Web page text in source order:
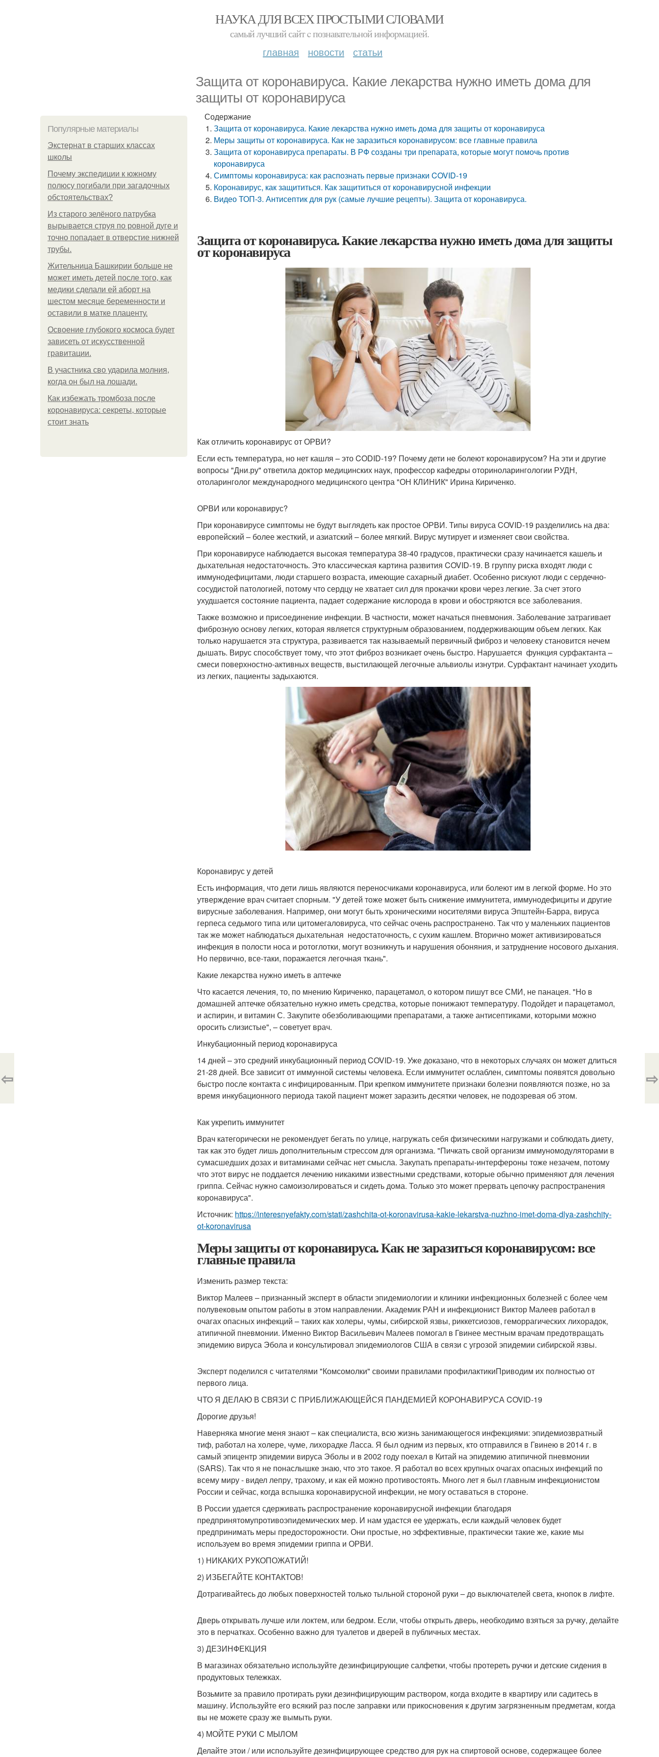
НАУКА ДЛЯ ВСЕХ ПРОСТЫМИ СЛОВАМИ
самый лучший сайт c познавательной информацией.
главная новости статьи
Защита от коронавируса. Какие лекарства нужно иметь дома для
защиты от коронавируса
Популярные материалы
Экстернат в старших классах
школы
Почему экспедиции к южному
полюсу погибали при загадочных
обстоятельствах?
Из старого зелёного патрубка
вырывается струя по ровной дуге и
точно попадает в отверстие нижней
трубы.
Жительница Башкирии больше не
может иметь детей после того, как
медики сделали ей аборт на
шестом месяце беременности и
оставили в матке плаценту.
Освоение глубокого космоса будет
зависеть от искусственной
гравитации.
В участника сво ударила молния,
когда он был на лошади.
Как избежать тромбоза после
коронавируса: секреты, которые
стоит знать
Содержание
Защита от коронавируса. Какие лекарства нужно иметь дома для защиты от коронавируса
Меры защиты от коронавируса. Как не заразиться коронавирусом: все главные правила
Защита от коронавируса препараты. В РФ созданы три препарата, которые могут помочь против
коронавируса
Симптомы коронавируса: как распознать первые признаки COVID-19
Коронавирус, как защититься. Как защититься от коронавирусной инфекции
Видео ТОП-3. Антисептик для рук (самые лучшие рецепты). Защита от коронавируса.
Защита от коронавируса. Какие лекарства нужно иметь дома для защиты
от коронавируса
Как отличить коронавирус от ОРВИ?
Если есть температура, но нет кашля – это CODID-19? Почему дети не болеют коронавирусом? На эти и другие
вопросы "Дни.ру" ответила доктор медицинских наук, профессор кафедры оториноларингологии РУДН,
отоларинголог международного медицинского центра "ОН КЛИНИК" Ирина Кириченко.
ОРВИ или коронавирус?
При коронавирусе симптомы не будут выглядеть как простое ОРВИ. Типы вируса COVID-19 разделились на два:
европейский – более жесткий, и азиатский – более мягкий. Вирус мутирует и изменяет свои свойства.
При коронавирусе наблюдается высокая температура 38-40 градусов, практически сразу начинается кашель и
дыхательная недостаточность. Это классическая картина развития COVID-19. В группу риска входят люди с
иммунодефицитами, люди старшего возраста, имеющие сахарный диабет. Особенно рискуют люди с сердечно-
сосудистой патологией, потому что сердцу не хватает сил для прокачки крови через легкие. За счет этого
ухудшается состояние пациента, падает содержание кислорода в крови и обостряются все заболевания.
Также возможно и присоединение инфекции. В частности, может начаться пневмония. Заболевание затрагивает
фиброзную основу легких, которая является структурным образованием, поддерживающим объем легких. Как
только нарушается эта структура, развивается так называемый первичный фиброз и человеку становится нечем
дышать. Вирус способствует тому, что этот фиброз возникает очень быстро. Нарушается функция сурфактанта –
смеси поверхностно-активных веществ, выстилающей легочные альвиолы изнутри. Сурфактант начинает уходить
из легких, пациенты задыхаются.
Коронавирус у детей
Есть информация, что дети лишь являются переносчиками коронавируса, или болеют им в легкой форме. Но это
утверждение врач считает спорным. "У детей тоже может быть снижение иммунитета, иммунодефициты и другие
вирусные заболевания. Например, они могут быть хроническими носителями вируса Эпштейн-Барра, вируса
герпеса седьмого типа или цитомегаловируса, что сейчас очень распространено. Так что у маленьких пациентов
так же может наблюдаться дыхательная недостаточность, с сухим кашлем. Вторично может активизироваться
инфекция в полости носа и ротоглотки, могут возникнуть и нарушения обоняния, и затруднение носового дыхания.
Но первично, все-таки, поражается легочная ткань".
Какие лекарства нужно иметь в аптечке
Что касается лечения, то, по мнению Кириченко, парацетамол, о котором пишут все СМИ, не панацея. "Но в
домашней аптечке обязательно нужно иметь средства, которые понижают температуру. Подойдет и парацетамол,
и аспирин, и витамин С. Закупите обезболивающими препаратами, а также антисептиками, которыми можно
оросить слизистые", – советует врач.
Инкубационный период коронавируса
14 дней – это средний инкубационный период COVID-19. Уже доказано, что в некоторых случаях он может длиться
21-28 дней. Все зависит от иммунной системы человека. Если иммунитет ослаблен, симптомы появятся довольно
быстро после контакта с инфицированным. При крепком иммунитете признаки болезни появляются позже, но за
время инкубационного периода такой пациент может заразить десятки человек, не подозревая об этом.
Как укрепить иммунитет
Врач категорически не рекомендует бегать по улице, нагружать себя физическими нагрузками и соблюдать диету,
так как это будет лишь дополнительным стрессом для организма. "Пичкать свой организм иммуномодуляторами в
сумасшедших дозах и витаминами сейчас нет смысла. Закупать препараты-интерфероны тоже незачем, потому
что этот вирус не поддается лечению никакими известными средствами, которые обычно применяют для лечения
гриппа. Сейчас нужно самоизолироваться и сидеть дома. Только это может прервать цепочку распространения
коронавируса".
Источник: https://interesnyefakty.com/stati/zashchita-ot-koronavirusa-kakie-lekarstva-nuzhno-imet-doma-dlya-zashchity-
ot-koronavirusa
Меры защиты от коронавируса. Как не заразиться коронавирусом: все
главные правила
Изменить размер текста:
Виктор Малеев – признанный эксперт в области эпидемиологии и клиники инфекционных болезней с более чем
полувековым опытом работы в этом направлении. Академик РАН и инфекционист Виктор Малеев работал в
очагах опасных инфекций – таких как холеры, чумы, сибирской язвы, риккетсиозов, геморрагических лихорадок,
атипичной пневмонии. Именно Виктор Васильевич Малеев помогал в Гвинее местным врачам предотвращать
эпидемию вируса Эбола и консультировал эпидемиологов США в связи с угрозой эпидемии сибирской язвы.
Эксперт поделился с читателями "Комсомолки" своими правилами профилактикиПриводим их полностью от
первого лица.
ЧТО Я ДЕЛАЮ В СВЯЗИ С ПРИБЛИЖАЮЩЕЙСЯ ПАНДЕМИЕЙ КОРОНАВИРУСА COVID-19
Дорогие друзья!
Наверняка многие меня знают – как специалиста, всю жизнь занимающегося инфекциями: эпидемиозвратный
тиф, работал на холере, чуме, лихорадке Ласса. Я был одним из первых, кто отправился в Гвинею в 2014 г. в
самый эпицентр эпидемии вируса Эболы и в 2002 году поехал в Китай на эпидемию атипичной пневмонии
(SARS). Так что я не понаслышке знаю, что это такое. Я работал во всех крупных очагах опасных инфекций по
всему миру - видел лепру, трахому, и как ей можно противостоять. Много лет я был главным инфекционистом
России и сейчас, когда вспышка коронавирусной инфекции, не могу оставаться в стороне.
В России удается сдерживать распространение коронавирусной инфекции благодаря
предпринятомупротивоэпидемических мер. И нам удастся ее удержать, если каждый человек будет
предпринимать меры предосторожности. Они простые, но эффективные, практически такие же, какие мы
используем во время эпидемии гриппа и ОРВИ.
1) НИКАКИХ РУКОПОЖАТИЙ!
2) ИЗБЕГАЙТЕ КОНТАКТОВ!
Дотрагивайтесь до любых поверхностей только тыльной стороной руки – до выключателей света, кнопок в лифте.
Дверь открывать лучше или локтем, или бедром. Если, чтобы открыть дверь, необходимо взяться за ручку, делайте
это в перчатках. Особенно важно для туалетов и дверей в публичных местах.
3) ДЕЗИНФЕКЦИЯ
В магазинах обязательно используйте дезинфицирующие салфетки, чтобы протереть ручки и детские сидения в
продуктовых тележках.
Возьмите за правило протирать руки дезинфицирующим раствором, когда входите в квартиру или садитесь в
машину. Используйте его всякий раз после заправки или прикосновения к другим загрязненным предметам, когда
вы не можете сразу же вымыть руки.
4) МОЙТЕ РУКИ С МЫЛОМ
Делайте этои / или используйте дезинфицирующее средство для рук на спиртовой основе, содержащее более
⇦ ⇨